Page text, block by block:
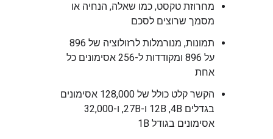
מחרוזת טקסט, כמו שאלה, הנחיה או
מסמך שרוצים לסכם
תמונות, מנורמלות לרזולוציה של 896
על 896 ומקודדות ל-256 אסימונים כל
אחת
הקשר קלט כולל של 128,000 אסימונים
בגדלים 4B,‏ 12B ו-27B, ו-32,000
אסימונים בגודל 1B